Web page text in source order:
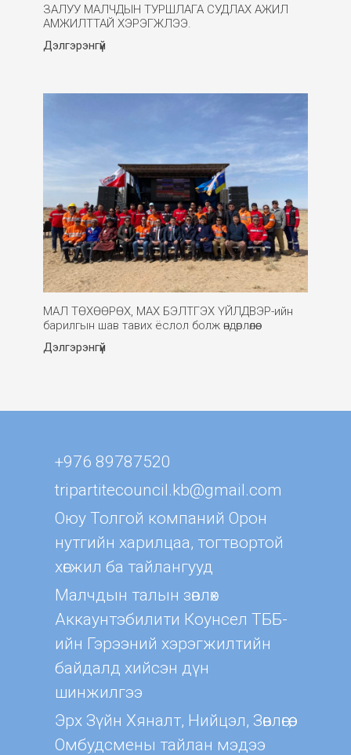
ЗАЛУУ МАЛЧДЫН ТУРШЛАГА СУДЛАХ АЖИЛ
АМЖИЛТТАЙ ХЭРЭГЖЛЭЭ.
Дэлгэрэнгүй
МАЛ ТӨХӨӨРӨХ, МАХ БЭЛТГЭХ ҮЙЛДВЭР-ийн
барилгын шав тавих ёслол болж өндөрлөлөө.
Дэлгэрэнгүй
+976 89787520
tripartitecouncil.kb@gmail.com
Оюу Толгой компаний Орон
нутгийн харилцаа, тогтвортой
хөгжил ба тайлангууд
Малчдын талын зөвлөх
Aккаунтэбилити Коунсел ТББ-
ийн Гэрээний хэрэгжилтийн
байдалд хийсэн дүн
шинжилгээ
Эрх Зүйн Хяналт, Нийцэл, Зөвлөгөө,
Омбудсмены тайлан мэдээ